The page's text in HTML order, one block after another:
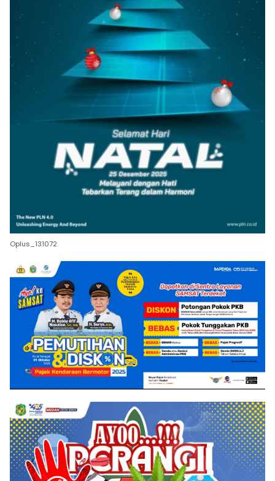
Oplus_131072